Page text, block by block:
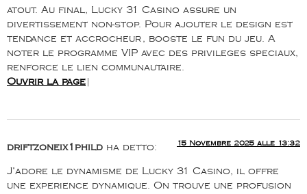
atout. Au final, Lucky 31 Casino assure un
divertissement non-stop. Pour ajouter le design est
tendance et accrocheur, booste le fun du jeu. A
noter le programme VIP avec des privileges speciaux,
renforce le lien communautaire.
Ouvrir la page
driftzoneix1phild ha detto: 15 Novembre 2025 alle 13:32
J’adore le dynamisme de Lucky 31 Casino, il offre
une experience dynamique. On trouve une profusion